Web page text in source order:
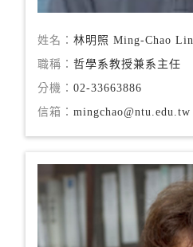
姓名：林明照 Ming-Chao Lin
職稱：哲學系教授兼系主任
分機：02-33663886
信箱：mingchao@ntu.edu.tw